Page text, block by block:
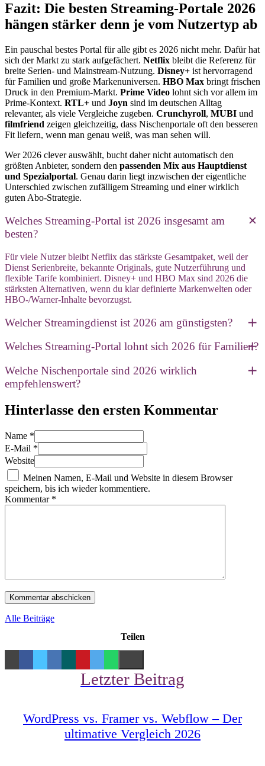
Fazit: Die besten Streaming-Portale 2026
hängen stärker denn je vom Nutzertyp ab
Ein pauschal bestes Portal für alle gibt es 2026 nicht mehr. Dafür hat
sich der Markt zu stark aufgefächert. Netflix bleibt die Referenz für
breite Serien- und Mainstream-Nutzung. Disney+ ist hervorragend
für Familien und große Markenuniversen. HBO Max bringt frischen
Druck in den Premium-Markt. Prime Video lohnt sich vor allem im
Prime-Kontext. RTL+ und Joyn sind im deutschen Alltag
relevanter, als viele Vergleiche zugeben. Crunchyroll, MUBI und
filmfriend zeigen gleichzeitig, dass Nischenportale oft den besseren
Fit liefern, wenn man genau weiß, was man sehen will.
Wer 2026 clever auswählt, bucht daher nicht automatisch den
größten Anbieter, sondern den passenden Mix aus Hauptdienst
und Spezialportal. Genau darin liegt inzwischen der eigentliche
Unterschied zwischen zufälligem Streaming und einer wirklich
guten Abo-Strategie.
Welches Streaming-Portal ist 2026 insgesamt am
besten?
Für viele Nutzer bleibt Netflix das stärkste Gesamtpaket, weil der
Dienst Serienbreite, bekannte Originals, gute Nutzerführung und
flexible Tarife kombiniert. Disney+ und HBO Max sind 2026 die
stärksten Alternativen, wenn du klar definierte Markenwelten oder
HBO-/Warner-Inhalte bevorzugst.
Welcher Streamingdienst ist 2026 am günstigsten?
Welches Streaming-Portal lohnt sich 2026 für Familien?
Welche Nischenportale sind 2026 wirklich
empfehlenswert?
Hinterlasse den ersten Kommentar
Name *
E-Mail *
Website
Meinen Namen, E-Mail und Website in diesem Browser
speichern, bis ich wieder kommentiere.
Kommentar *
Alle Beiträge
Teilen
Letzter Beitrag
WordPress vs. Framer vs. Webflow – Der
ultimative Vergleich 2026